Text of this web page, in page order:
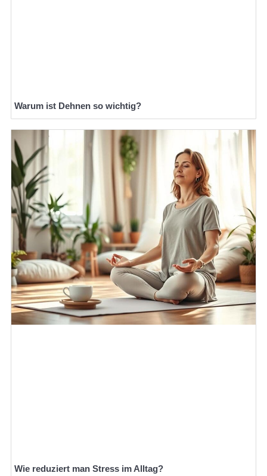
Warum ist Dehnen so wichtig?
Wie reduziert man Stress im Alltag?